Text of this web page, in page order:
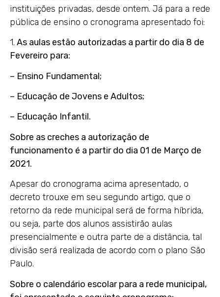
instituições privadas, desde ontem. Já para a rede
pública de ensino o cronograma apresentado foi:
1. As aulas estão autorizadas a partir do dia 8 de
Fevereiro para:
– Ensino Fundamental;
– Educação de Jovens e Adultos;
– Educação Infantil.
Sobre as creches a autorização de
funcionamento é a partir do dia 01 de Março de
2021.
Apesar do cronograma acima apresentado, o
decreto trouxe em seu segundo artigo, que o
retorno da rede municipal será de forma híbrida,
ou seja, parte dos alunos assistirão aulas
presencialmente e outra parte de a distância, tal
divisão será realizada de acordo com o plano São
Paulo.
Sobre o calendário escolar para a rede municipal,